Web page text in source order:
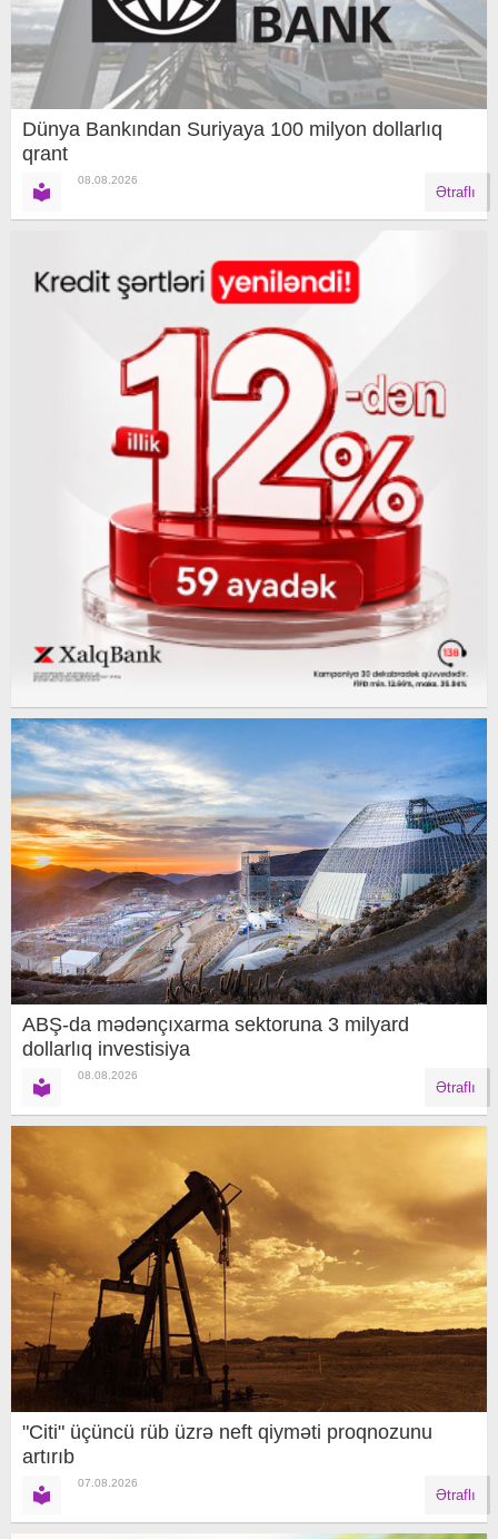
Dünya Bankından Suriyaya 100 milyon dollarlıq
qrant
08.08.2026
Ətraflı
ABŞ-da mədənçıxarma sektoruna 3 milyard
dollarlıq investisiya
08.08.2026
Ətraflı
"Citi" üçüncü rüb üzrə neft qiyməti proqnozunu
artırıb
07.08.2026
Ətraflı